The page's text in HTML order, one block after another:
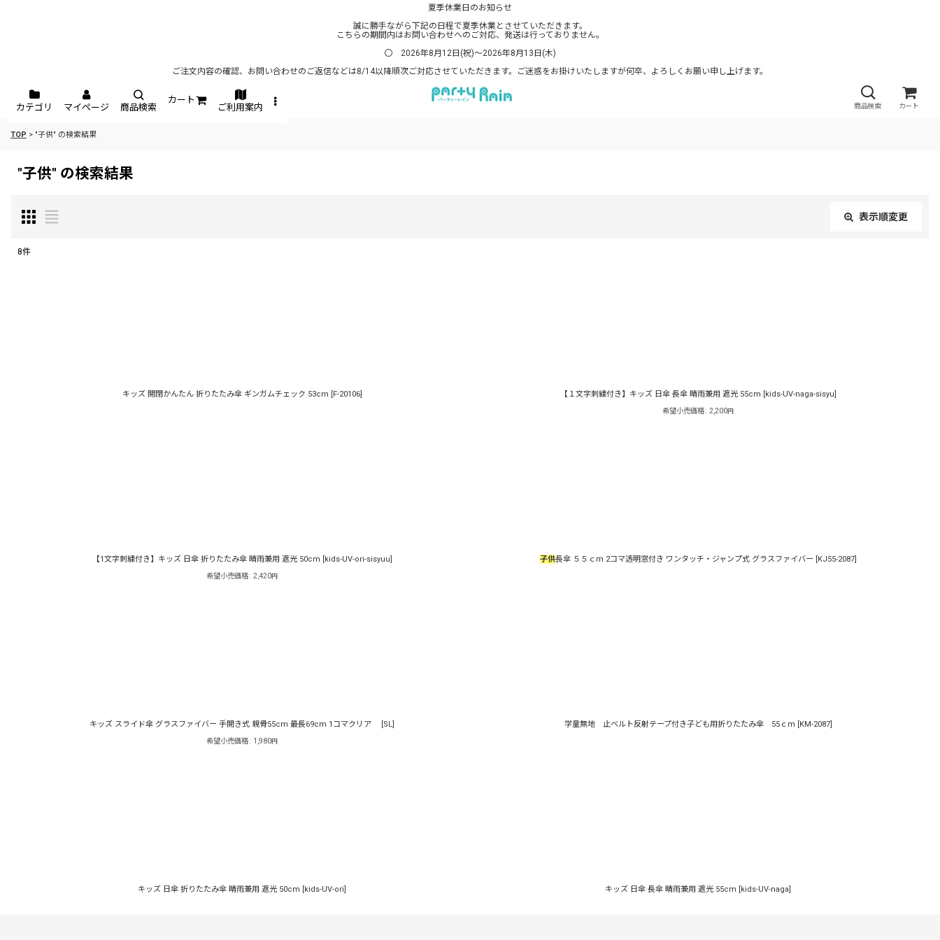
夏季休業日のお知らせ
誠に勝手ながら下記の日程で夏季休業とさせていただきます。
こちらの期間内はお問い合わせへのご対応、発送は行っておりません。
〇 2026年8月12日(祝)～2026年8月13日(木)
ご注文内容の確認、お問い合わせのご返信などは8/14以降順次ご対応させていただきます。ご迷惑をお掛けいたしますが何卒、よろしくお願い申し上げます。
商品検索 カート
カテゴリ マイページ 商品検索
カート
ご利用案内
TOP > "子供" の検索結果
"子供" の検索結果
表示順変更
8件
キッズ 開閉かんたん 折りたたみ傘 ギンガムチェック 53cm [F-20106] 【１文字刺繍付き】キッズ 日傘 長傘 晴雨兼用 遮光 55cm [kids-UV-naga-sisyu]
希望小売価格: 2,200円
【1文字刺繍付き】キッズ 日傘 折りたたみ傘 晴雨兼用 遮光 50cm [kids-UV-ori-sisyuu]
希望小売価格: 2,420円
子供長傘 ５５ｃｍ 2コマ透明窓付き ワンタッチ・ジャンプ式 グラスファイバー [KJ55-2087]
キッズ スライド傘 グラスファイバー 手開き式 親骨55cm 最長69cm 1コマクリア [SL]
希望小売価格: 1,980円
学童無地 止ベルト反射テープ付き子ども用折りたたみ傘 55ｃｍ [KM-2087]
キッズ 日傘 折りたたみ傘 晴雨兼用 遮光 50cm [kids-UV-ori] キッズ 日傘 長傘 晴雨兼用 遮光 55cm [kids-UV-naga]